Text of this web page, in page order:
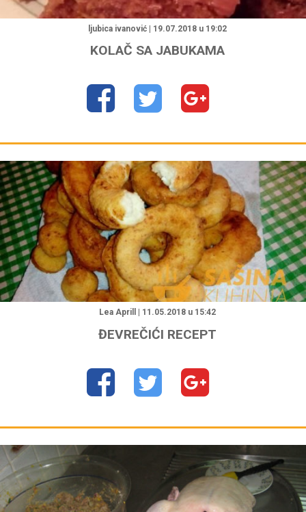
ljubica ivanović | 19.07.2018 u 19:02
KOLAČ SA JABUKAMA
Lea Aprill | 11.05.2018 u 15:42
ĐEVREČIĆI RECEPT